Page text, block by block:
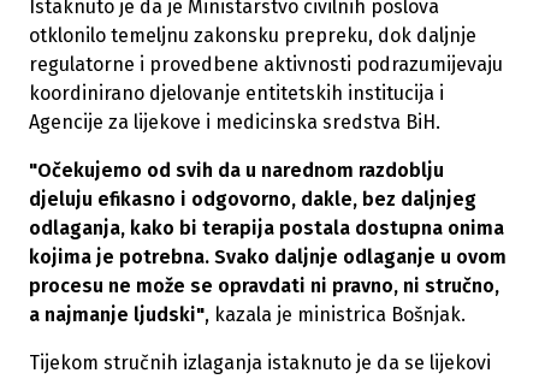
Istaknuto je da je Ministarstvo civilnih poslova
otklonilo temeljnu zakonsku prepreku, dok daljnje
regulatorne i provedbene aktivnosti podrazumijevaju
koordinirano djelovanje entitetskih institucija i
Agencije za lijekove i medicinska sredstva BiH.
"Očekujemo od svih da u narednom razdoblju
djeluju efikasno i odgovorno, dakle, bez daljnjeg
odlaganja, kako bi terapija postala dostupna onima
kojima je potrebna. Svako daljnje odlaganje u ovom
procesu ne može se opravdati ni pravno, ni stručno,
a najmanje ljudski", kazala je ministrica Bošnjak.
Tijekom stručnih izlaganja istaknuto je da se lijekovi